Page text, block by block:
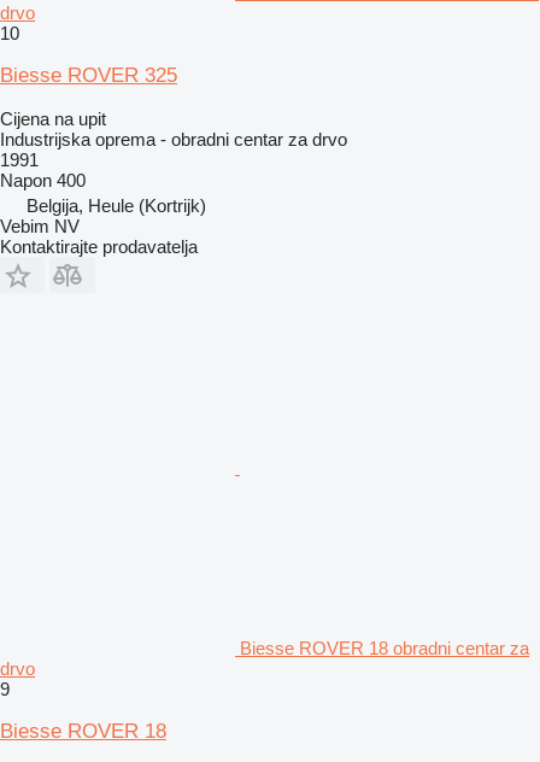
drvo
10
Biesse ROVER 325
Cijena na upit
Industrijska oprema - obradni centar za drvo
1991
Napon 400
Belgija, Heule (Kortrijk)
Vebim NV
Kontaktirajte prodavatelja
Biesse ROVER 18 obradni centar za
drvo
9
Biesse ROVER 18